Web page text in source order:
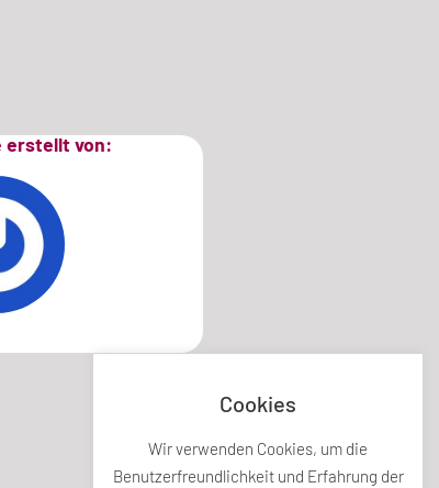
erstellt von:
Cookies
Wir verwenden Cookies, um die
Benutzerfreundlichkeit und Erfahrung der